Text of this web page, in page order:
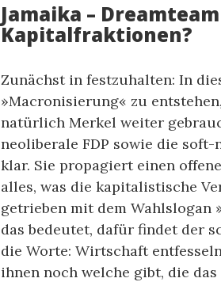
Jamaika –
Kapitalfraktionen?
Zunächst in festzuhalten: In
»Macronisierung« zu
natürlich Merkel weiter
neoliberale FDP sowie die
klar. Sie propagiert einen
alles, was die kapitalistische
getrieben mit dem Wahlslogan
das bedeutet, dafür findet der
die Worte: Wirtschaft
ihnen noch welche gibt, die